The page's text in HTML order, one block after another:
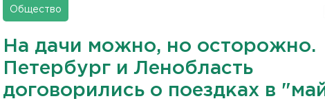
Общество
На дачи можно, но осторожно.
Петербург и Ленобласть
договорились о поездках в